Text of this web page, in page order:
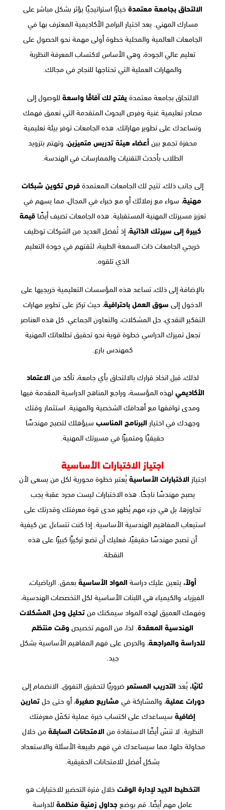
الالتحاق بجامعة معتمدة خيارًا استراتيجيًا يؤثر بشكل مباشر على
مسارك المهني. يعد اختيار البرامج الأكاديمية المعترف بها في
الجامعات العالمية والمحلية خطوة أولى مهمة نحو الحصول على
تعليم عالي الجودة، وهي الأساس لاكتساب المعرفة النظرية
والمهارات العملية التي تحتاجها للنجاح في مجالك.
الالتحاق بجامعة معتمدة يفتح لك آفاقًا واسعة للوصول إلى
مصادر تعليمية غنية وفرص البحوث المتقدمة التي تعمق فهمك
وتساعدك على تطوير مهاراتك. هذه الجامعات توفر بيئة تعليمية
محفزة تجمع بينأعضاء هيئة تدريس متميزين، وتهتم بتزويد
الطلاب بأحدث التقنيات والممارسات في الهندسة.
إلى جانب ذلك، تتيح لك الجامعات المعتمدةفرص تكوين شبكات
مهنية، سواء مع زملائك أو مع خبراء في المجال، مما يسهم في
تعزيز مسيرتك المهنية المستقبلية. هذه الجامعات تضيف أيضًاقيمة
كبيرة إلى سيرتك الذاتية، إذ تُفضل العديد من الشركات توظيف
خريجي الجامعات ذات السمعة الطيبة، لثقتهم في جودة التعليم
الذي تلقوه.
بالإضافة إلى ذلك، تساعد هذه المؤسسات التعليمية خريجيها على
الدخول إلى سوق العمل باحترافية، حيث تركز على تطوير مهارات
التفكير النقدي، حل المشكلات، والتعاون الجماعي. كل هذه العناصر
تجعل تميزك الدراسي خطوة قوية نحو تحقيق تطلعاتك المهنية
كمهندس بارع.
لذلك، قبل اتخاذ قرارك بالالتحاق بأي جامعة، تأكد من الاعتماد
الأكاديمي لهذه المؤسسة، وراجع المناهج الدراسية المقدمة فيها
ومدى توافقها مع أهدافك الشخصية والمهنية. استثمار وقتك
وجهدك في اختيار البرنامج المناسب سيؤهلك لتصبح مهندسًا
حقيقيًا ومتميزًا في مسيرتك المهنية.
اجتياز الاختبارات الأساسية
اجتياز الاختبارات الأساسيةيُعتبر خطوة محورية لكل من يسعى لأن
يصبح مهندسًا ناجحًا. هذه الاختبارات ليست مجرد عقبة يجب
تجاوزها، بل هي جزء مهم يُظهر مدى قوة معرفتك وقدرتك على
استيعاب المفاهيم الهندسية الأساسية. إذا كنت تتساءل عن كيفية
أن تصبح مهندسًا حقيقيًا، فعليك أن تضع تركيزًا كبيرًا على هذه
النقطة.
أولاً، يتعين عليك دراسة المواد الأساسية بعمق. الرياضيات،
الفيزياء، والكيمياء هي اللبنات الأساسية لكل التخصصات الهندسية،
وفهمك العميق لهذه المواد سيمكنك منتحليل وحل المشكلات
الهندسية المعقدة . لذا، من المهم تخصيصوقت منتظم
للدراسة والمراجعة، والحرص على فهم المفاهيم الأساسية بشكل
جيد.
ثانيًا،يُعد التدريب المستمر ضروريًا لتحقيق التفوق. الانضمام إلى
دورات عملية، والمشاركة في مشاريع صغيرة، أو حتى حلتمارين
إضافية سيساعدك على اكتساب خبرة عملية تكمّل معرفتك
النظرية. لا تنسَ أيضًا الاستفادة من الامتحانات السابقةمن خلال
محاولة حلها، مما سيساعدك في فهم طبيعة الأسئلة والاستعداد
بشكل أفضل للامتحانات الحقيقية.
التخطيط الجيد لإدارة الوقت خلال فترة التحضير للاختبارات هو
عامل مهم أيضًا. قم بوضع جداول زمنية منظمة للدراسة